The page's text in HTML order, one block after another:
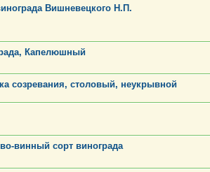
Вишневецкого Н.П.
Капелюшный
созревания, столовый, неукрывной
винный сорт винограда